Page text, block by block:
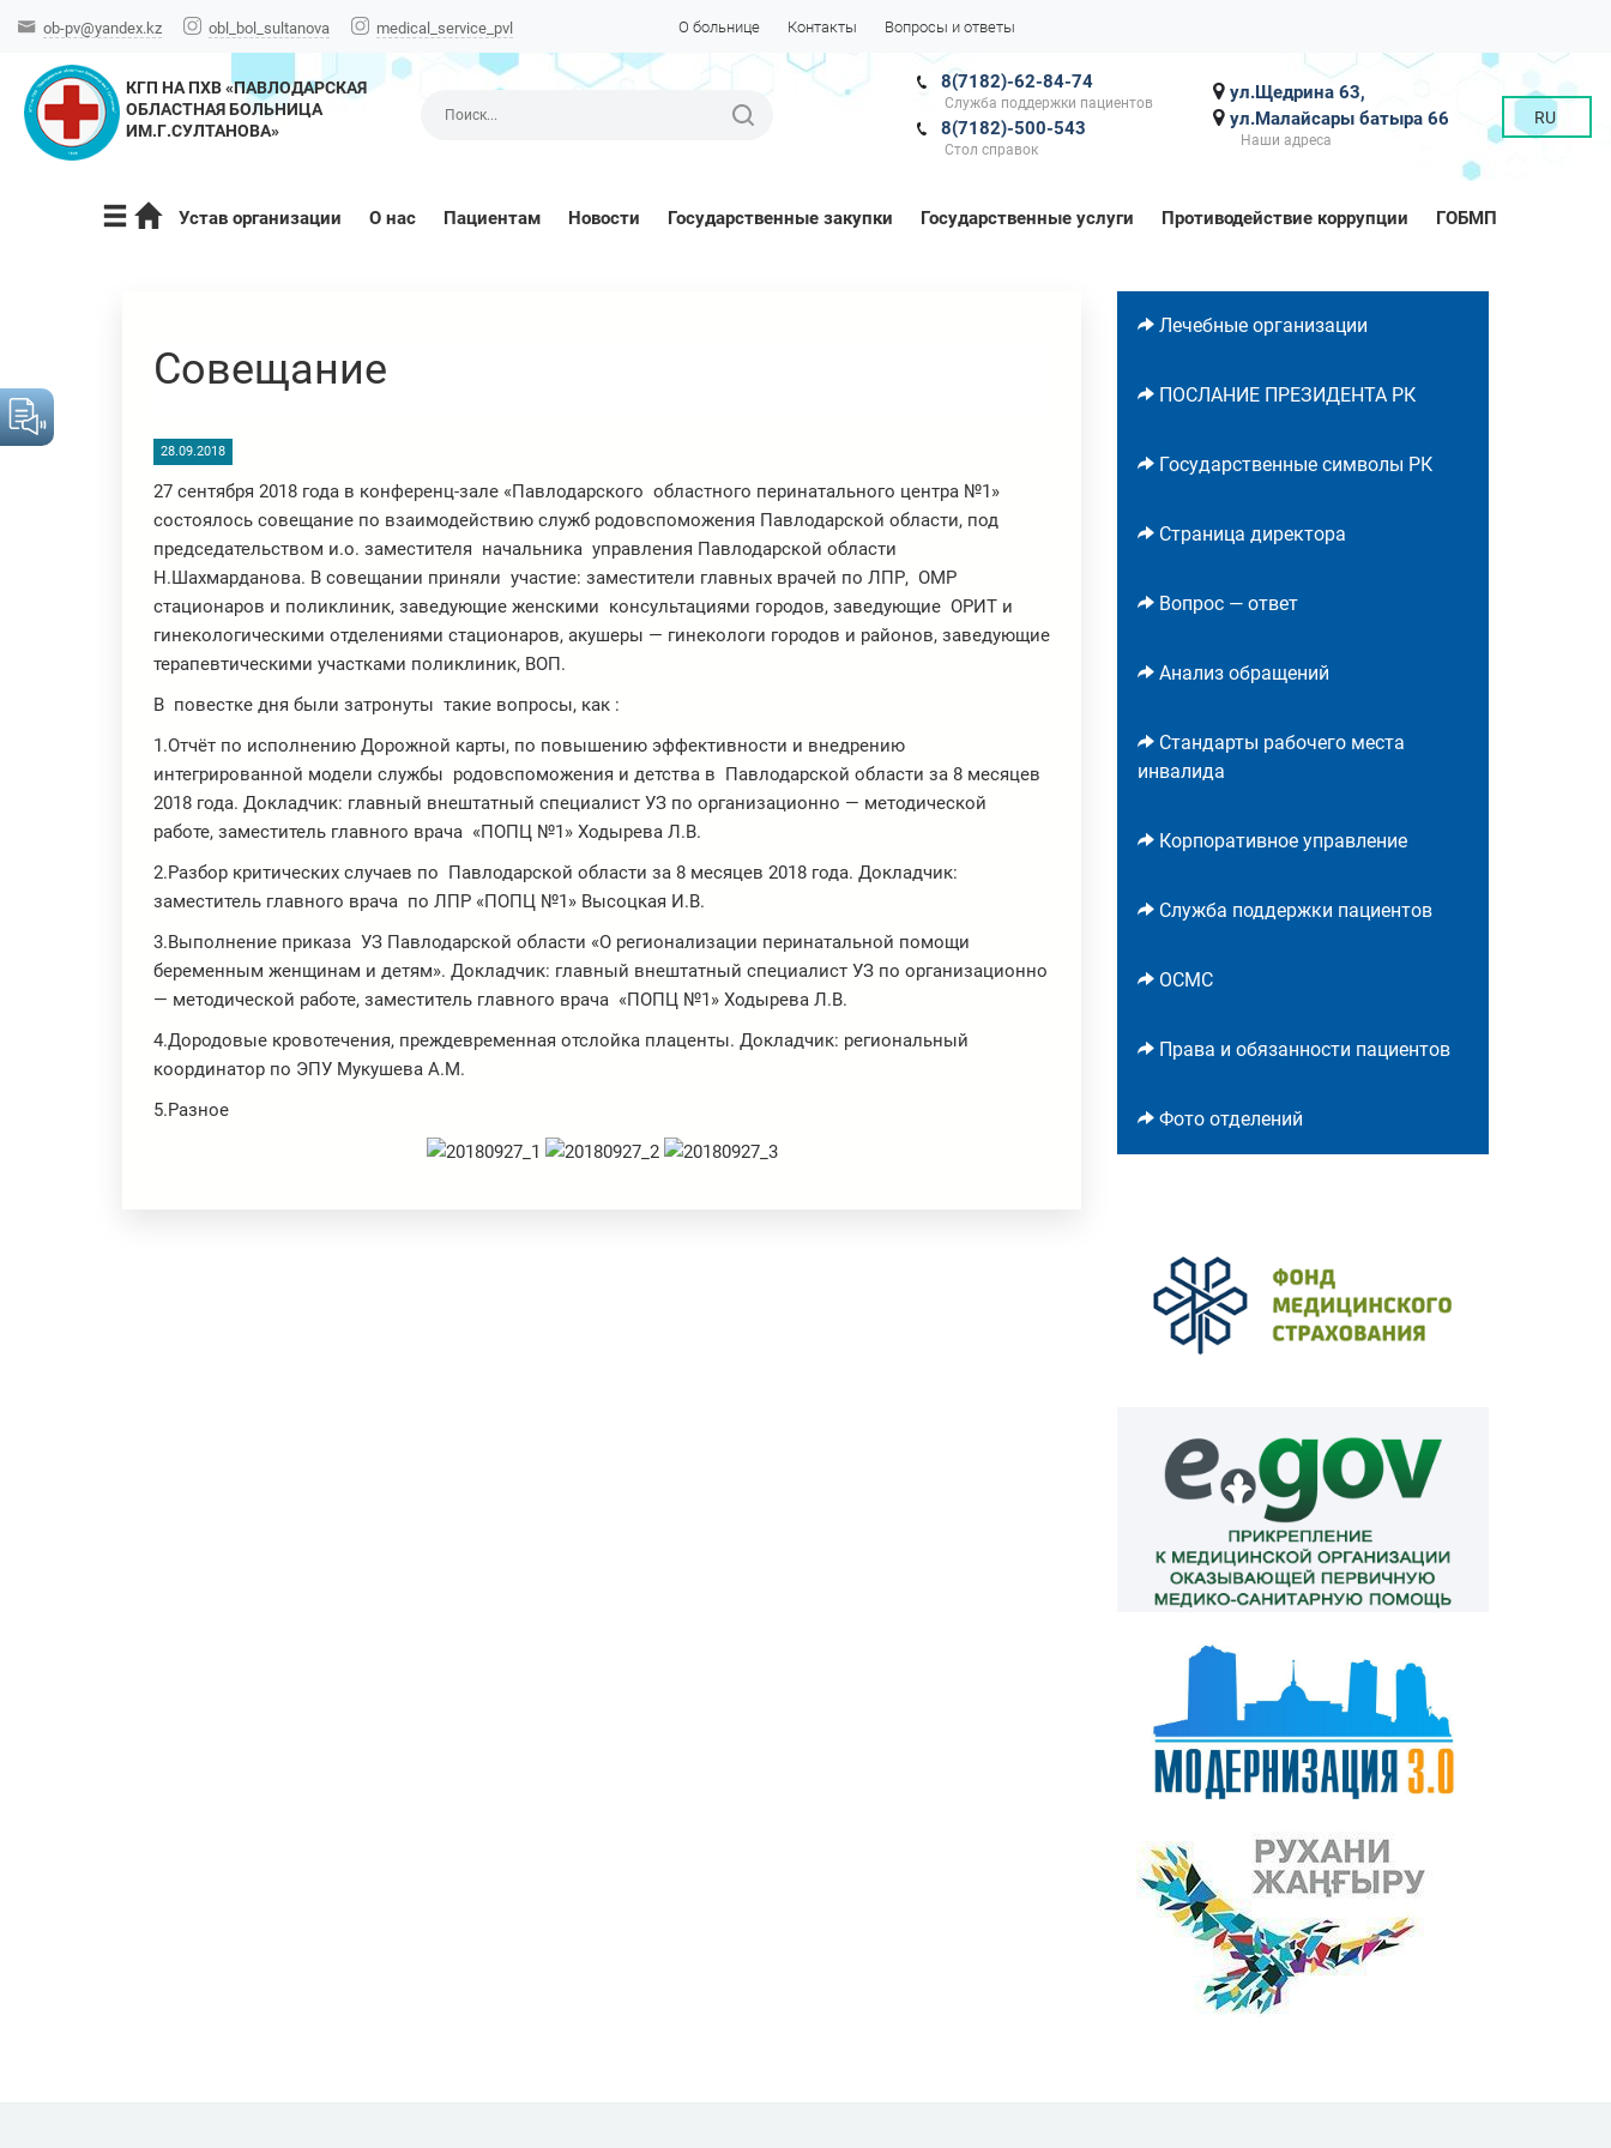
ob-pv@yandex.kz obl_bol_sultanova medical_service_pvl О больнице Контакты Вопросы и ответы
КГП НА ПХВ «ПАВЛОДАРСКАЯ
ОБЛАСТНАЯ БОЛЬНИЦА
ИМ.Г.СУЛТАНОВА»
RU
ул.Щедрина 63,
ул.Малайсары батыра 66
Наши адреса
8(7182)-62-84-74
Служба поддержки пациентов
8(7182)-500-543
Стол справок
Устав организации О нас Пациентам Новости Государственные закупки Государственные услуги Противодействие коррупции ГОБМП
Совещание
28.09.2018
27 сентября 2018 года в конференц-зале «Павлодарского областного перинатального центра №1»
состоялось совещание по взаимодействию служб родовспоможения Павлодарской области, под
председательством и.о. заместителя начальника управления Павлодарской области
Н.Шахмарданова. В совещании приняли участие: заместители главных врачей по ЛПР, ОМР
стационаров и поликлиник, заведующие женскими консультациями городов, заведующие ОРИТ и
гинекологическими отделениями стационаров, акушеры — гинекологи городов и районов, заведующие
терапевтическими участками поликлиник, ВОП.
В повестке дня были затронуты такие вопросы, как :
1.Отчёт по исполнению Дорожной карты, по повышению эффективности и внедрению
интегрированной модели службы родовспоможения и детства в Павлодарской области за 8 месяцев
2018 года. Докладчик: главный внештатный специалист УЗ по организационно — методической
работе, заместитель главного врача «ПОПЦ №1» Ходырева Л.В.
2.Разбор критических случаев по Павлодарской области за 8 месяцев 2018 года. Докладчик:
заместитель главного врача по ЛПР «ПОПЦ №1» Высоцкая И.В.
3.Выполнение приказа УЗ Павлодарской области «О регионализации перинатальной помощи
беременным женщинам и детям». Докладчик: главный внештатный специалист УЗ по организационно
— методической работе, заместитель главного врача «ПОПЦ №1» Ходырева Л.В.
4.Дородовые кровотечения, преждевременная отслойка плаценты. Докладчик: региональный
координатор по ЭПУ Мукушева А.М.
5.Разное
Лечебные организации
ПОСЛАНИЕ ПРЕЗИДЕНТА РК
Государственные символы РК
Страница директора
Вопрос — ответ
Анализ обращений
Стандарты рабочего места
инвалида
Корпоративное управление
Служба поддержки пациентов
ОСМС
Права и обязанности пациентов
Фото отделений